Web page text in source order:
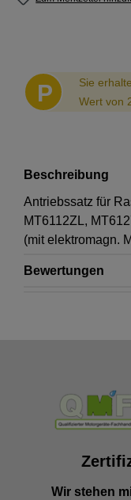
P
Sie
Wert von
Beschreibung
Antriebssatz für
MT6112ZL,
(mit elektromagn.
Bewertungen
Wir stehen